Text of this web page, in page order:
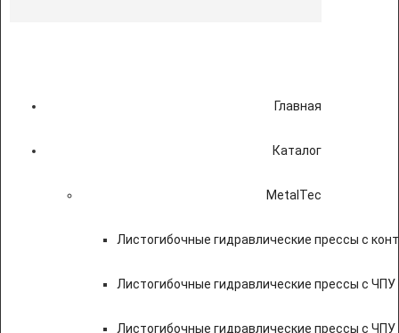
Главная
Каталог
MetalTec
Листогибочные гидравлические прессы с
Листогибочные гидравлические прессы с
Листогибочные гидравлические прессы с ЧПУ